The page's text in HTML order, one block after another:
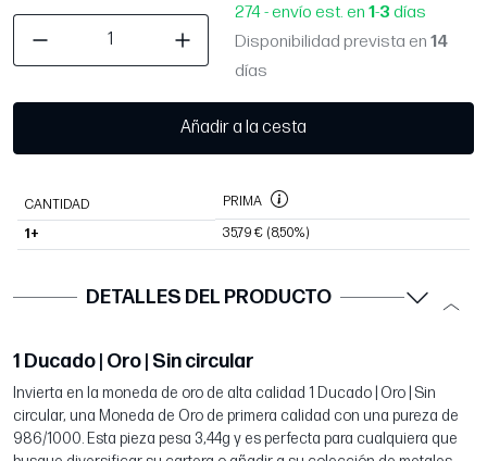
274 - envío est. en1-3 días
Disponibilidad prevista en14
días
Añadir a la cesta
CANTIDAD PRIMA
1+ 35,79 € (8,50%)
DETALLES DEL PRODUCTO
1 Ducado | Oro | Sin circular
Invierta en la moneda de oro de alta calidad 1 Ducado | Oro | Sin
circular, una Moneda de Oro de primera calidad con una pureza de
986/1000. Esta pieza pesa 3,44g y es perfecta para cualquiera que